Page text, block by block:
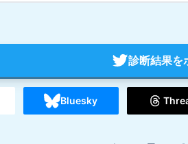
診断結果を
Bluesky